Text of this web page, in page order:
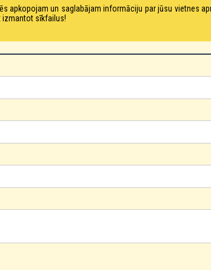
apkopojam un saglabājam informāciju par jūsu vietnes
izmantot sīkfailus!